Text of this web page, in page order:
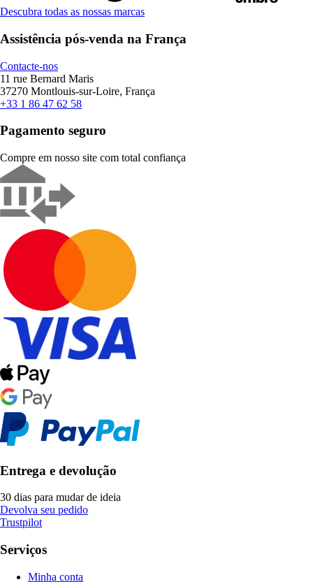
Descubra todas as nossas marcas
Assistência pós-venda na França
Contacte-nos
11 rue Bernard Maris
37270 Montlouis-sur-Loire, França
+33 1 86 47 62 58
Pagamento seguro
Compre em nosso site com total confiança
Entrega e devolução
30 dias para mudar de ideia
Devolva seu pedido
Trustpilot
Serviços
Minha conta